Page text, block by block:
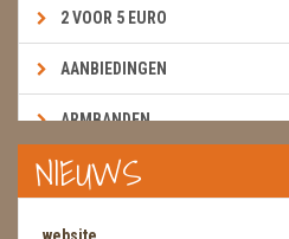
2 VOOR 5 EURO
AANBIEDINGEN
ARMBANDEN
BOEKEN & KAARTEN E.A.R.T.H.
NIEUWS